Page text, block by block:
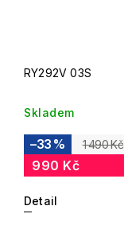
RY292V 03S
Skladem
1 490 Kč
–33 %
990 Kč
Detail